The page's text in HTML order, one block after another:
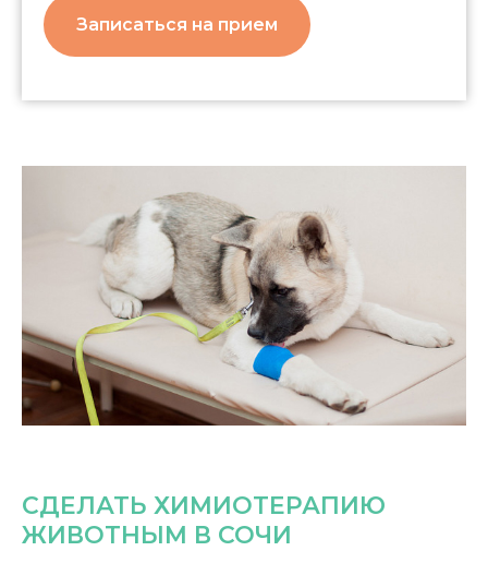
Записаться на прием
СДЕЛАТЬ ХИМИОТЕРАПИЮ
ЖИВОТНЫМ В СОЧИ